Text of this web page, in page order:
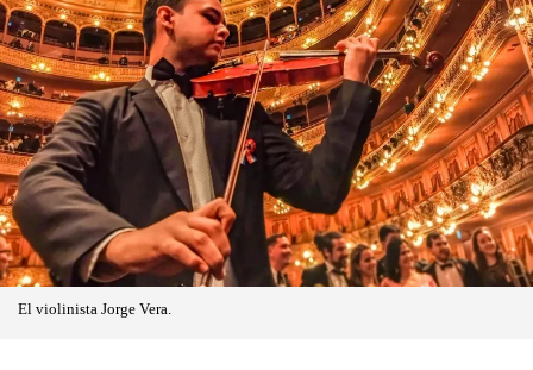
El violinista Jorge Vera.